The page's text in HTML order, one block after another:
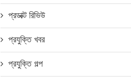
প্রডাক্ট রিভিউ
প্রযুক্তি খবর
প্রযুক্তি গল্প